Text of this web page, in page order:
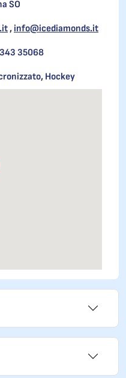
SO
, info@icediamonds.it
35068
Hockey